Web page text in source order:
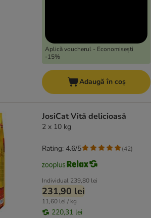
Aplică voucherul - Economisești
-15%
Adaugă în coș
JosiCat Vită delicioasă
2 x 10 kg
Individual 239,80 lei
231,90 lei
11,60 lei / kg
220,31 lei
Rating: 4.6/5 (42)